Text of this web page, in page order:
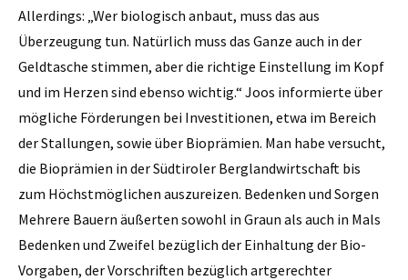
­Allerdings: „Wer biologisch anbaut, muss das aus
Überzeugung tun. Natürlich muss das Ganze auch in der
Geldtasche stimmen, aber die richtige Einstellung im Kopf
und im Herzen sind ebenso wichtig.“ Joos informierte über
mögliche Förderungen bei Investitionen, etwa im Bereich
der Stallungen, sowie über Bioprämien. Man habe versucht,
die Bioprämien in der Südtiroler Berglandwirtschaft bis
zum Höchstmöglichen auszureizen. Bedenken und Sorgen
Mehrere Bauern äußerten sowohl in Graun als auch in Mals
Bedenken und Zweifel bezüglich der Einhaltung der Bio-
Vorgaben, der Vorschriften bezüglich artgerechter